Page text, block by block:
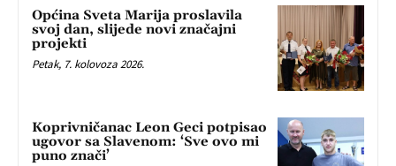
Općina Sveta Marija proslavila
svoj dan, slijede novi značajni
projekti
Petak, 7. kolovoza 2026.
Koprivničanac Leon Geci potpisao
ugovor sa Slavenom: ‘Sve ovo mi
puno znači’